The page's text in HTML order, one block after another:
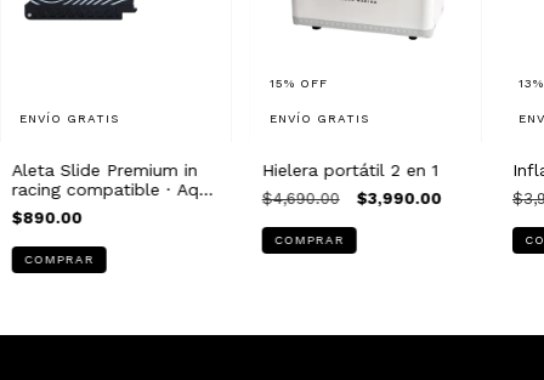
ENVÍO GRATIS
Aleta Slide Premium in
racing compatible · Aqua
Marina
$890.00
COMPRAR
15% OFF
ENVÍO GRATIS
Hielera portátil 2 en 1
$4,690.00 $3,990.00
13